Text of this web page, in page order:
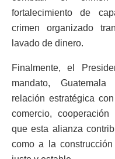
fortalecimiento de
crimen organizado
lavado de dinero.
Finalmente, el
mandato,
relación estratégica
comercio,
que esta alianza
como a la